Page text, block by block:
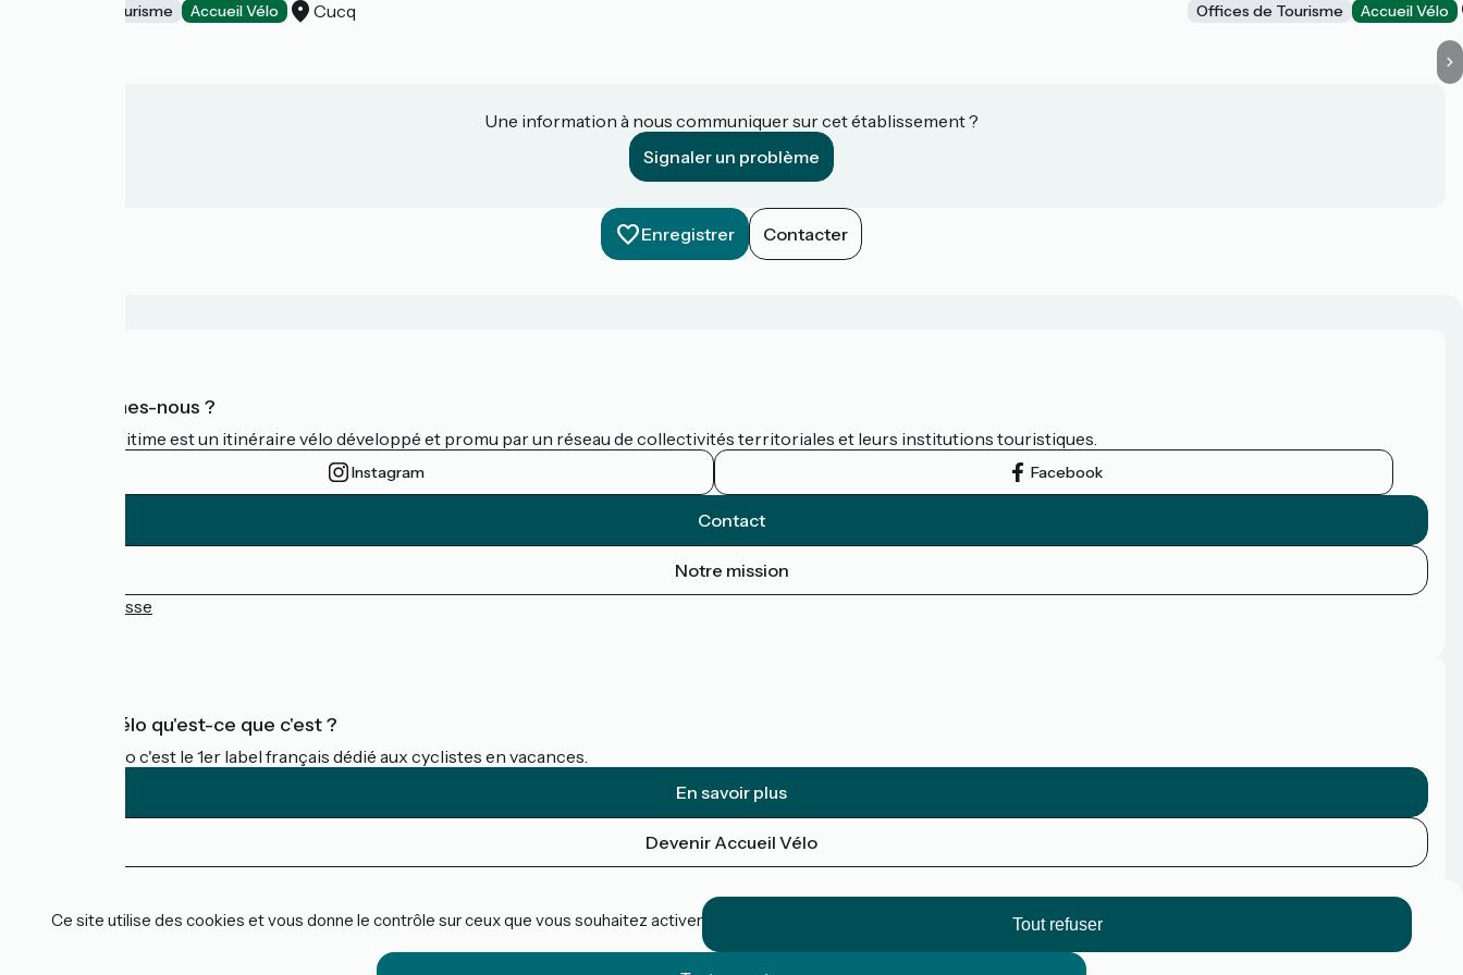
Offices de Tourisme Accueil Vélo Cucq Offices de Tourisme Accueil Vélo
Une information à nous communiquer sur cet établissement ?
Signaler un problème
Enregistrer Contacter
Qui sommes-nous ?
La Vélomaritime est un itinéraire vélo développé et promu par un réseau de collectivités territoriales et leurs institutions touristiques.
Instagram Facebook
Contact
Notre mission
Espace Presse
Accueil Vélo qu'est-ce que c'est ?
Accueil Vélo c'est le 1er label français dédié aux cyclistes en vacances.
En savoir plus
Devenir Accueil Vélo
Ce site utilise des cookies et vous donne le contrôle sur ceux que vous souhaitez activer Tout refuser